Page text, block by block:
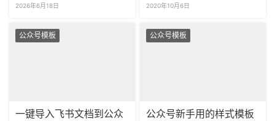
2026年6月18日 2020年10月6日
公众号模板
一键导入飞书文档到公众
公众号模板
公众号新手用的样式模板